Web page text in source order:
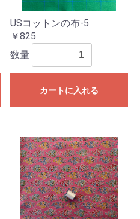
USコットンの布-5
￥825
数量
カートに入れる